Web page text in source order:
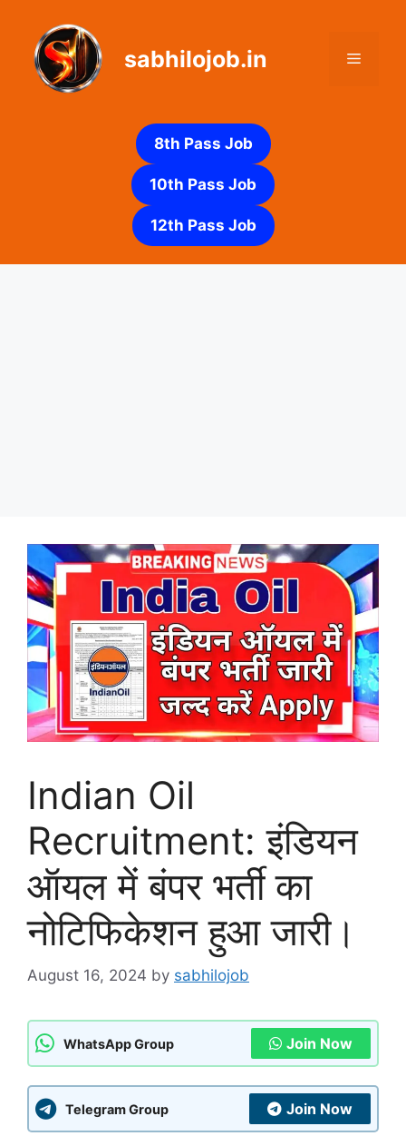
content
sabhilojob.in Menu
8th Pass Job
10th Pass Job
12th Pass Job
Indian Oil
Recruitment: इंडियन
ऑयल में बंपर भर्ती का
नोटिफिकेशन हुआ जारी।
August 16, 2024 by sabhilojob
WhatsApp Group Join Now
Telegram Group Join Now